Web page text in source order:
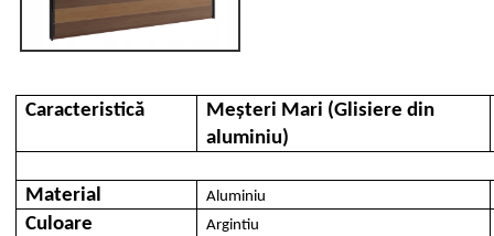
Caracteristică
Meșteri Mari (Glisiere din
aluminiu)
Material Aluminiu
Culoare Argintiu